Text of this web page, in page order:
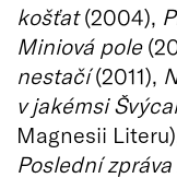
košťat(2004),
Miniová pole
nestačí(2011),
v jakémsi
Magnesii
Poslední